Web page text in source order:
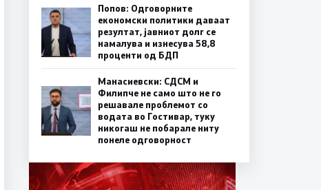
Попов: Одговорните
економски политики даваат
резултат, јавниот долг се
намалува и изнесува 58,8
проценти од БДП
Манасиевски: СДСМ и
Филипче не само што не го
решавале проблемот со
водата во Гостивар, туку
никогаш не побарале ниту
понеле одговорност